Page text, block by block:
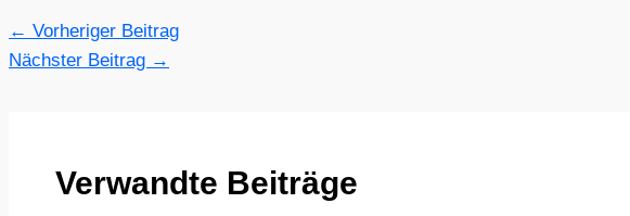
← Vorheriger Beitrag
Nächster Beitrag →
Verwandte Beiträge